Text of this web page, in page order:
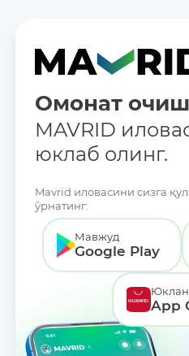
Омонат
MAVRID
юклаб олинг.
Mavrid иловасини сизга
ўрнатинг:
Мавжуд
Google Play
App